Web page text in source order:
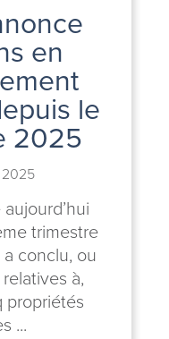
en
le
2025
trimestre
conclu, ou
à,
propriétés
...